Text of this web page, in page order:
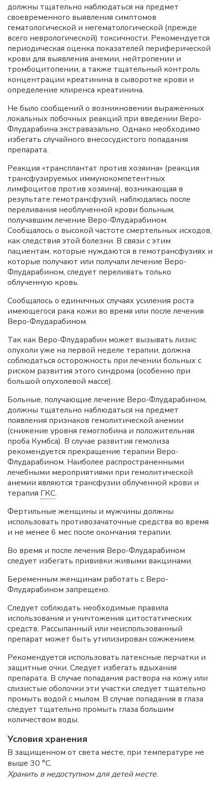
должны тщательно наблюдаться на предмет
своевременного выявления симптомов
гематологической и негематологической (прежде
всего неврологической) токсичности. Рекомендуется
периодическая оценка показателей периферической
крови для выявления анемии, нейтропении и
тромбоцитопении, а также тщательный контроль
концентрации креатинина в сыворотке крови и
определение клиренса креатинина.
Не было сообщений о возникновении выраженных
локальных побочных реакций при введении Веро-
Флударабина экстравазально. Однако необходимо
избегать случайного внесосудистого попадания
препарата.
Реакция «трансплантат против хозяина» (реакция
трансфузируемых иммунокомпетентных
лимфоцитов против хозяина), возникающая в
результате гемотрансфузий, наблюдалась после
переливания необлученной крови больным,
получавшим лечение Веро-Флударабином.
Сообщалось о высокой частоте смертельных исходов,
как следствия этой болезни. В связи с этим
пациентам, которые нуждаются в гемотрансфузиях и
которые получают или получали лечение Веро-
Флударабином, следует переливать только
облученную кровь.
Сообщалось о единичных случаях усиления роста
имеющегося рака кожи во время или после лечения
Веро-Флударабином.
Так как Веро-Флударабин может вызывать лизис
опухоли уже на первой неделе терапии, должна
соблюдаться осторожность при лечении больных с
риском развития этого синдрома (особенно при
большой опухолевой массе).
Больные, получающие лечение Веро-Флударабином,
должны тщательно наблюдаться на предмет
появления признаков гемолитической анемии
(снижение уровня гемоглобина и положительная
проба Кумбса). В случае развития гемолиза
рекомендуется прекращение терапии Веро-
Флударабином. Наиболее распространенными
лечебными мероприятиями при гемолитической
анемии являются трансфузии облученной крови и
терапия ГКС.
Фертильные женщины и мужчины должны
использовать противозачаточные средства во время
и не менее 6 мес после окончания терапии.
Во время и после лечения Веро-Флударабином
следует избегать прививки живыми вакцинами.
Беременным женщинам работать с Веро-
Флударабином запрещено.
Следует соблюдать необходимые правила
использования и уничтожения цитостатических
средств. Рассыпанный или неиспользованный
препарат может быть утилизирован сожжением.
Рекомендуется использовать латексные перчатки и
защитные очки. Следует избегать вдыхания
препарата. В случае попадания раствора на кожу или
слизистые оболочки эти участки следует тщательно
промыть водой с мылом. В случае попадания в глаза
следует тщательно промыть глаза большим
количеством воды.
Условия хранения
В защищенном от света месте, при температуре не
выше 30 °C.
Хранить в недоступном для детей месте.